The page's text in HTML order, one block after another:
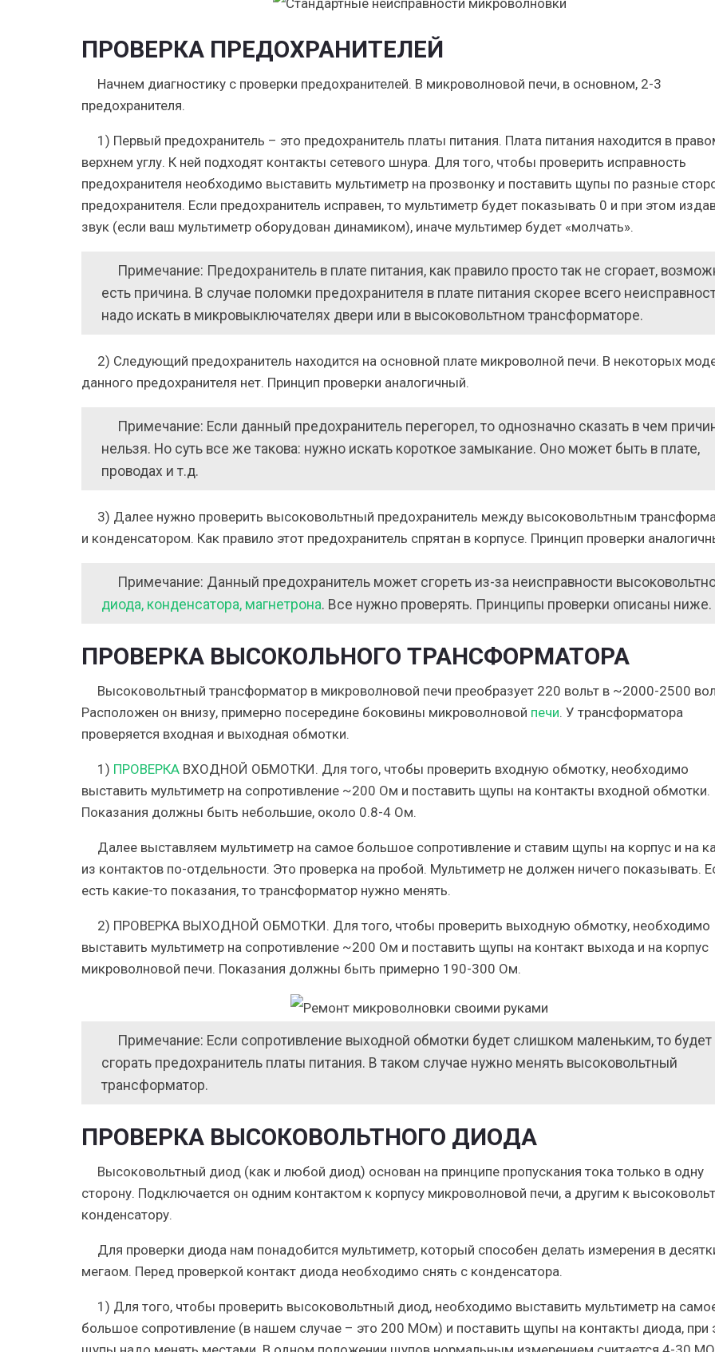
ПРОВЕРКА ПРЕДОХРАНИТЕЛЕЙ
Начнем диагностику с проверки предохранителей. В микроволновой печи, в основном, 2-3
предохранителя.
1) Первый предохранитель – это предохранитель платы питания. Плата питания находится в
верхнем углу. К ней подходят контакты сетевого шнура. Для того, чтобы проверить исправность
предохранителя необходимо выставить мультиметр на прозвонку и поставить щупы по разные
предохранителя. Если предохранитель исправен, то мультиметр будет показывать 0 и при этом
звук (если ваш мультиметр оборудован динамиком), иначе мультимер будет «молчать».
Примечание: Предохранитель в плате питания, как правило просто так не сгорает,
есть причина. В случае поломки предохранителя в плате питания скорее всего
надо искать в микровыключателях двери или в высоковольтном трансформаторе.
2) Следующий предохранитель находится на основной плате микроволной печи. В некоторых
данного предохранителя нет. Принцип проверки аналогичный.
Примечание: Если данный предохранитель перегорел, то однозначно сказать в чем
нельзя. Но суть все же такова: нужно искать короткое замыкание. Оно может быть в плате,
проводах и т.д.
3) Далее нужно проверить высоковольтный предохранитель между высоковольтным
и конденсатором. Как правило этот предохранитель спрятан в корпусе. Принцип проверки
Примечание: Данный предохранитель может сгореть из-за неисправности
диода, конденсатора, магнетрона. Все нужно проверять. Принципы проверки описаны ниже.
ПРОВЕРКА ВЫСОКОЛЬНОГО ТРАНСФОРМАТОРА
Высоковольтный трансформатор в микроволновой печи преобразует 220 вольт в ~2000-2500
Расположен он внизу, примерно посередине боковины микроволновой печи. У трансформатора
проверяется входная и выходная обмотки.
1) ПРОВЕРКА ВХОДНОЙ ОБМОТКИ. Для того, чтобы проверить входную обмотку, необходимо
выставить мультиметр на сопротивление ~200 Ом и поставить щупы на контакты входной обмотки.
Показания должны быть небольшие, около 0.8-4 Ом.
Далее выставляем мультиметр на самое большое сопротивление и ставим щупы на корпус и на
из контактов по-отдельности. Это проверка на пробой. Мультиметр не должен ничего показывать.
есть какие-то показания, то трансформатор нужно менять.
2) ПРОВЕРКА ВЫХОДНОЙ ОБМОТКИ. Для того, чтобы проверить выходную обмотку, необходимо
выставить мультиметр на сопротивление ~200 Ом и поставить щупы на контакт выхода и на корпус
микроволновой печи. Показания должны быть примерно 190-300 Ом.
Примечание: Если сопротивление выходной обмотки будет слишком маленьким, то будет
сгорать предохранитель платы питания. В таком случае нужно менять высоковольтный
трансформатор.
ПРОВЕРКА ВЫСОКОВОЛЬТНОГО ДИОДА
Высоковольтный диод (как и любой диод) основан на принципе пропускания тока только в одну
сторону. Подключается он одним контактом к корпусу микроволновой печи, а другим к
конденсатору.
Для проверки диода нам понадобится мультиметр, который способен делать измерения в
мегаом. Перед проверкой контакт диода необходимо снять с конденсатора.
1) Для того, чтобы проверить высоковольтный диод, необходимо выставить мультиметр на
большое сопротивление (в нашем случае – это 200 МОм) и поставить щупы на контакты диода, при